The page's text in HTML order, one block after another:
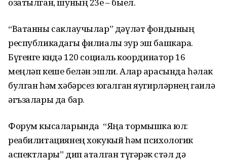
“Ватанны саклаучылар” дәүләт фондының
республикадагы филиалы зур эш башкара.
Бүгенге көндә 120 социаль координатор 16
меңләп кеше белән эшли. Алар арасында һәлак
булган һәм хәбәрсез югалган яугирләрнең гаилә
әгъзалары да бар.
Форум кысаларында “Яңа тормышка юл:
реабилитациянең хокукый һәм психологик
аспектлары” дип аталган түгәрәк өстәл дә